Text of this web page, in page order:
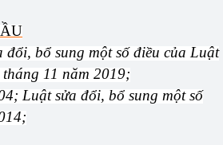
bổ sung một số điều của Luật
11 năm 2019;
Luật sửa đổi, bổ sung một số